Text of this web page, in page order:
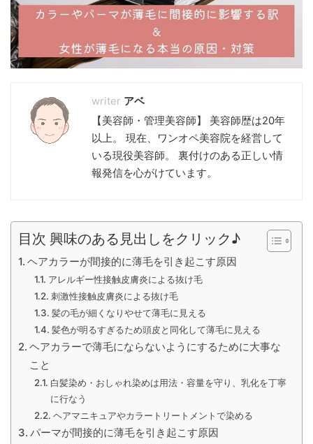
アベ
【美容師・管理美容師】 美容師歴は20年
以上。 現在、ワンオペ美容院を経営して
いる現役美容師。 裏付けのある正しい情
報発信を心がけています。
目次 興味のある見出しをクリック♪
ヘアカラーが間接的に薄毛を引き起こす原因
アレルギー性接触皮膚炎による抜け毛
刺激性接触皮膚炎による抜け毛
髪の毛が細くなりやせて薄毛に見える
髪色が明るすぎるため頭皮と同化して薄毛に見える
ヘアカラーで薄毛にならないようにするために大事な
こと
白髪染め・おしゃれ染めは用法・容量を守り、乳化を丁寧
に行なう
ヘアマニキュアやカラートリートメントで染める
パーマが間接的に薄毛を引き起こす原因